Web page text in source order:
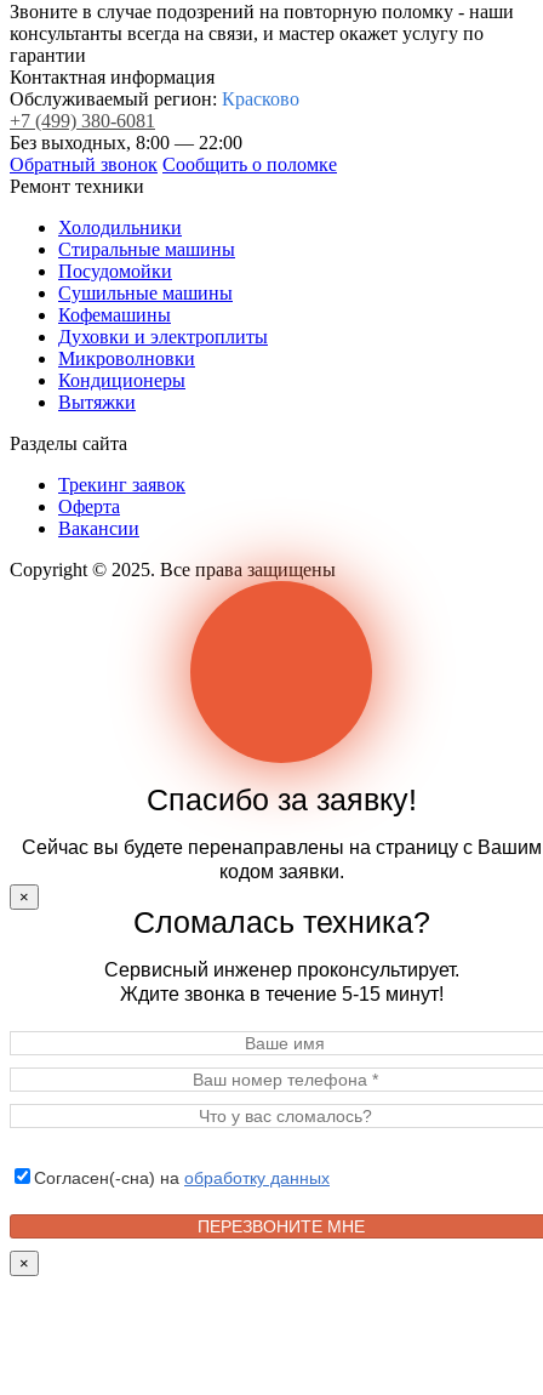
Звоните в случае подозрений на повторную поломку - наши
консультанты всегда на связи, и мастер окажет услугу по
гарантии
Контактная информация
Обслуживаемый регион: Красково
+7 (499) 380-6081
Без выходных, 8:00 — 22:00
Обратный звонок Сообщить о поломке
Ремонт техники
Холодильники
Стиральные машины
Посудомойки
Сушильные машины
Кофемашины
Духовки и электроплиты
Микроволновки
Кондиционеры
Вытяжки
Разделы сайта
Трекинг заявок
Оферта
Вакансии
Copyright © 2025. Все права защищены
Спасибо за заявку!
Сейчас вы будете перенаправлены на страницу с Вашим
кодом заявки.
×
Сломалась техника?
Сервисный инженер проконсультирует.
Ждите звонка в течение 5-15 минут!
Согласен(-сна) на обработку данных
×